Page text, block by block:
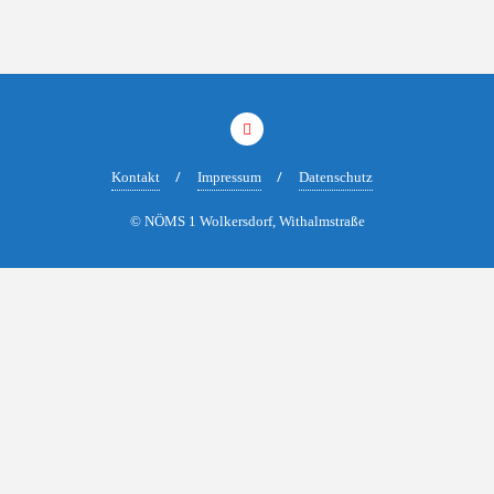
Kontakt Impressum Datenschutz